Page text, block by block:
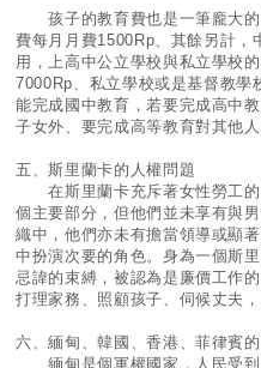
孩子的教育費也是一筆龐大的
費每月月費1500Rp、其餘另計
用，上高中公立學校與私立學校
7000Rp、私立學校或是基督教
能完成國中教育，若要完成高中
子女外、要完成高等教育對其他
五、斯里蘭卡的人權問題
在斯里蘭卡充斥著女性勞工的
個主要部分，但他們並未享有與
織中，他們亦未有擔當領導或顯
中扮演次要的角色。身為一個斯
忌諱的束縛，被認為是廉價工作
打理家務、照顧孩子、伺候丈夫
六、緬甸、韓國、香港、菲律賓
緬甸是個軍權國家，人民受到